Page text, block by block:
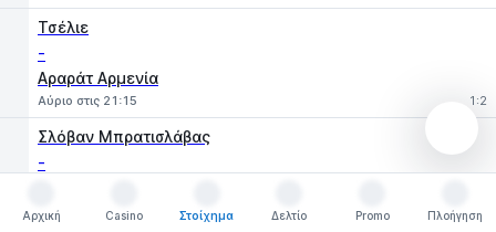
Τσέλιε
-
Αραράτ Αρμενία
Αύριο στις 21:15 1:2
Σλόβαν Μπρατισλάβας
-
Αύριο στις 21:15 2:1
Αρχική
Casino
Στοίχημα
Δελτίο
Promo
Πλοήγηση